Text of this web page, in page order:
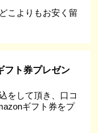
こよりもお安く留
フト券プレゼン
をして頂き、口コ
ギフト券をプ